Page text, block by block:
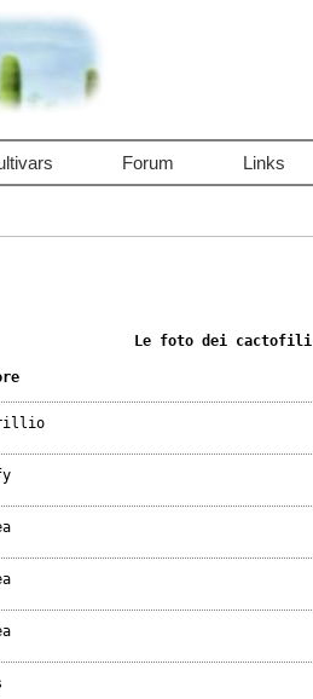
Forum Links
Le foto dei cactofili